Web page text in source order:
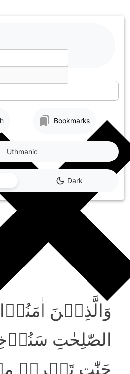
Bookmarks
Dark
Uthmanic
وَالَّذِیۡنَ اٰمَنُوۡا
الصّٰلِحٰتِ
جَنّٰتٍ تَجۡرِیۡ